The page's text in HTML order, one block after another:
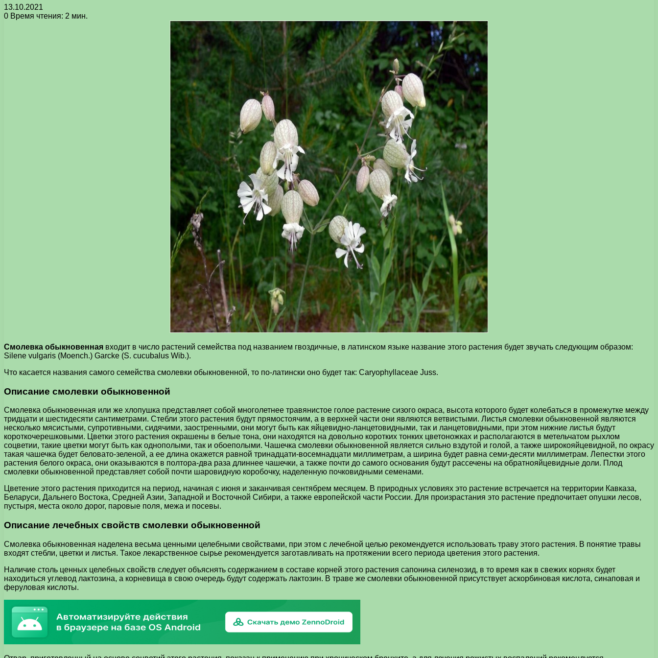
13.10.2021
0 Время чтения: 2 мин.
Смолевка обыкновенная входит в число растений семейства под названием гвоздичные, в латинском языке название этого растения будет звучать следующим образом:
Silene vulgaris (Moench.) Garcke (S. cucubalus Wib.).
Что касается названия самого семейства смолевки обыкновенной, то по-латински оно будет так: Caryophyllaceae Juss.
Описание смолевки обыкновенной
Смолевка обыкновенная или же хлопушка представляет собой многолетнее травянистое голое растение сизого окраса, высота которого будет колебаться в промежутке между
тридцати и шестидесяти сантиметрами. Стебли этого растения будут прямостоячим, а в верхней части они являются ветвистыми. Листья смолевки обыкновенной являются
несколько мясистыми, супротивными, сидячими, заостренными, они могут быть как яйцевидно-ланцетовидными, так и ланцетовидными, при этом нижние листья будут
короткочерешковыми. Цветки этого растения окрашены в белые тона, они находятся на довольно коротких тонких цветоножках и располагаются в метельчатом рыхлом
соцветии, такие цветки могут быть как однополыми, так и обоеполыми. Чашечка смолевки обыкновенной является сильно вздутой и голой, а также широкояйцевидной, по окрасу
такая чашечка будет беловато-зеленой, а ее длина окажется равной тринадцати-восемнадцати миллиметрам, а ширина будет равна семи-десяти миллиметрам. Лепестки этого
растения белого окраса, они оказываются в полтора-два раза длиннее чашечки, а также почти до самого основания будут рассечены на обратнояйцевидные доли. Плод
смолевки обыкновенной представляет собой почти шаровидную коробочку, наделенную почковидными семенами.
Цветение этого растения приходится на период, начиная с июня и заканчивая сентябрем месяцем. В природных условиях это растение встречается на территории Кавказа,
Беларуси, Дальнего Востока, Средней Азии, Западной и Восточной Сибири, а также европейской части России. Для произрастания это растение предпочитает опушки лесов,
пустыря, места около дорог, паровые поля, межа и посевы.
Описание лечебных свойств смолевки обыкновенной
Смолевка обыкновенная наделена весьма ценными целебными свойствами, при этом с лечебной целью рекомендуется использовать траву этого растения. В понятие травы
входят стебли, цветки и листья. Такое лекарственное сырье рекомендуется заготавливать на протяжении всего периода цветения этого растения.
Наличие столь ценных целебных свойств следует объяснять содержанием в составе корней этого растения сапонина силенозид, в то время как в свежих корнях будет
находиться углевод лактозина, а корневища в свою очередь будут содержать лактозин. В траве же смолевки обыкновенной присутствует аскорбиновая кислота, синаповая и
феруловая кислоты.